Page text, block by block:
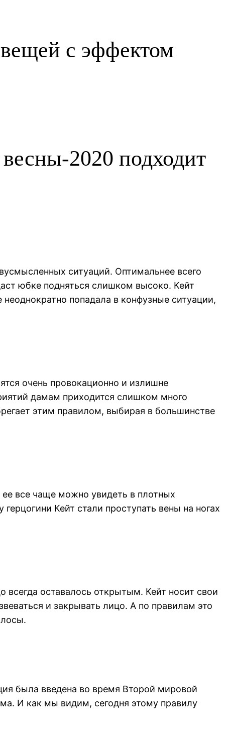
с эффектом
2020 подходит
ситуаций. Оптимальнее всего
юбке подняться слишком высоко. Кейт
попадала в конфузные ситуации,
очень провокационно и излишне
дамам приходится слишком много
этим правилом, выбирая в большинстве
все чаще можно увидеть в плотных
Кейт стали проступать вены на ногах
оставалось открытым. Кейт носит свои
и закрывать лицо. А по правилам это
была введена во время Второй мировой
И как мы видим, сегодня этому правилу